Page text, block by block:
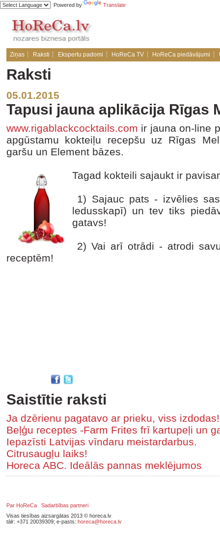
Powered by Translate
Ziņas Raksti Ekspertu padomi HoReCa TV HoReCa piedāvājumi
Raksti
05.01.2015
Tapusi jauna aplikācija Rīgas
www.rigablackcocktails.com ir jauna on-line
apgūstamu kokteiļu recepšu uz Rīgas
garšu un Element bāzes.
Tagad kokteili sajaukt ir
1) Sajauc pats - izvēlies
ledusskapī) un tev tiks
gatavs!
2) Vai arī otrādi - atrodi
receptēm!
Saistītie raksti
Ja dzērienu pagatavo ar prieku, viss izdodas!
Beļģu receptes -Farm Frites frī kartupeļi un
Iepazīsti Latvijas vīndaru meistardarbus.
Citrusaugļu laiks!
Horeca ABC. Ideālās pannas meklējumos
Par HoReCa
Sadarbības partneri
Visas tiesības aizsargātas 2013 © horeca.lv
tālr: +371 20039309; e-pasts: horeca@horeca.lv